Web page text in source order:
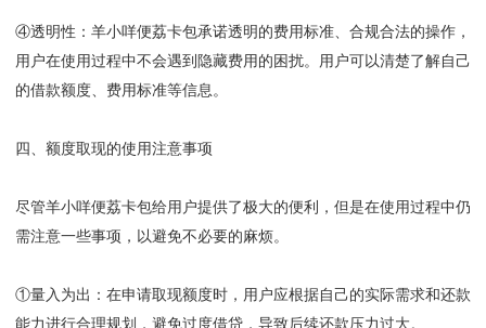
④透明性 ： 羊小咩便荔卡包承诺透明的费用标准、合规合法的操作，
用户在使用过程中不会遇到隐藏费用的困扰。用户可以清楚了解自己
的借款额度、费用标准等信息。
四、额度取现的使用注意事项
尽管羊小咩便荔卡包给用户提供了极大的便利，但是在使用过程中仍
需注意一些事项，以避免不必要的麻烦。
①量入为出 ： 在申请取现额度时，用户应根据自己的实际需求和还款
能力进行合理规划，避免过度借贷，导致后续还款压力过大。